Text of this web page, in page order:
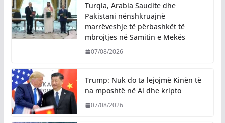
Turqia, Arabia Saudite dhe
Pakistani nënshkruajnë
marrëveshje të përbashkët të
mbrojtjes në Samitin e Mekës
07/08/2026
Trump: Nuk do ta lejojmë Kinën të
na mposhtë në Al dhe kripto
07/08/2026